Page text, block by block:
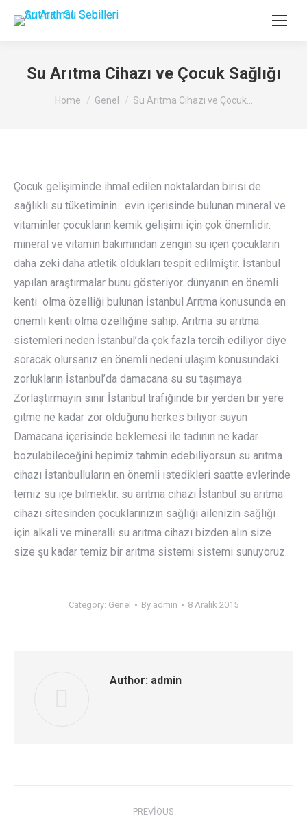
Su Arıtma Cihazı ve Çocuk Sağlığı
You are here:
Home Genel Su Arıtma Cihazı ve Çocuk…
Çocuk gelişiminde ihmal edilen noktalardan birisi de
sağlıklı su tüketiminin. evin içerisinde bulunan mineral ve
vitaminler çocukların kemik gelişimi için çok önemlidir.
mineral ve vitamin bakımından zengin su içen çocukların
daha zeki daha atletik oldukları tespit edilmiştir. İstanbul
yapılan araştırmalar bunu gösteriyor. dünyanın en önemli
kenti olma özelliği bulunan İstanbul Arıtma konusunda en
önemli kenti olma özelliğine sahip. Arıtma su arıtma
sistemleri neden İstanbul’da çok fazla tercih ediliyor diye
soracak olursanız en önemli nedeni ulaşım konusundaki
zorlukların İstanbul’da damacana su su taşımaya
Zorlaştırmayın sınır İstanbul trafiğinde bir yerden bir yere
gitme ne kadar zor olduğunu herkes biliyor suyun
Damacana içerisinde beklemesi ile tadının ne kadar
bozulabileceğini hepimiz tahmin edebiliyorsun su arıtma
cihazı İstanbulluların en önemli istedikleri saatte evlerinde
temiz su içe bilmektir. su arıtma cihazı İstanbul su arıtma
cihazı sitesinden çocuklarınızın sağlığı ailenizin sağlığı
için alkali ve mineralli su arıtma cihazı bizden alın size
size şu kadar temiz bir arıtma sistemi sistemi sunuyoruz.
Category: Genel By admin 8 Aralık 2015
Author: admin
PREVIOUS